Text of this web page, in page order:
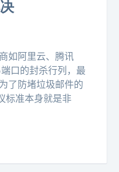
如阿里云、腾讯
口的封杀行列，最
了防堵垃圾邮件的
标准本身就是非